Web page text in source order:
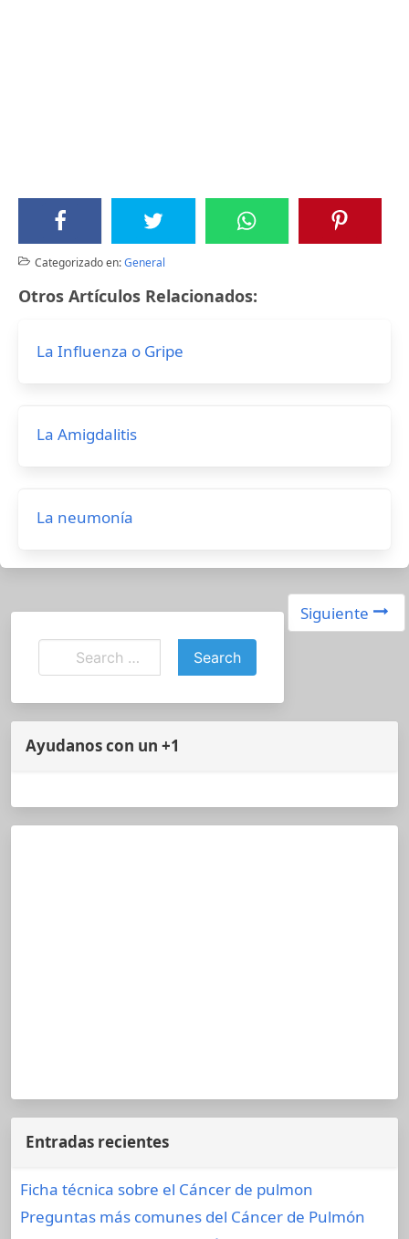
Categorizado en:General
Otros Artículos Relacionados:
La Influenza o Gripe
La Amigdalitis
La neumonía
Siguiente
Ayudanos con un +1
Entradas recientes
Ficha técnica sobre el Cáncer de pulmon
Preguntas más comunes del Cáncer de Pulmón